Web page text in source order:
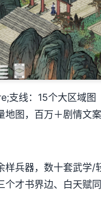
支线：15个大区域图
地图，百万＋剧情文案
样兵器，数十套武学/
个才书界边、白天赋同